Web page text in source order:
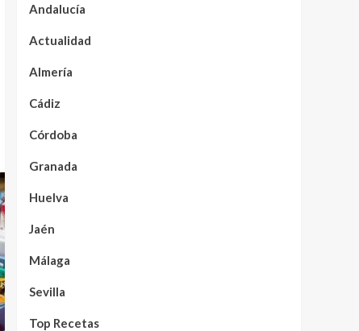
Andalucía
Actualidad
Almería
Cádiz
Córdoba
Granada
Huelva
Jaén
Málaga
Sevilla
Top Recetas